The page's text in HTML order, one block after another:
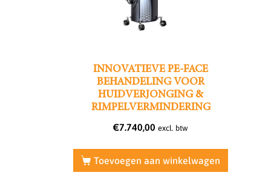
INNOVATIEVE PE-FACE
BEHANDELING VOOR
HUIDVERJONGING &
RIMPELVERMINDERING
€7.740,00 excl. btw
Toevoegen aan winkelwagen